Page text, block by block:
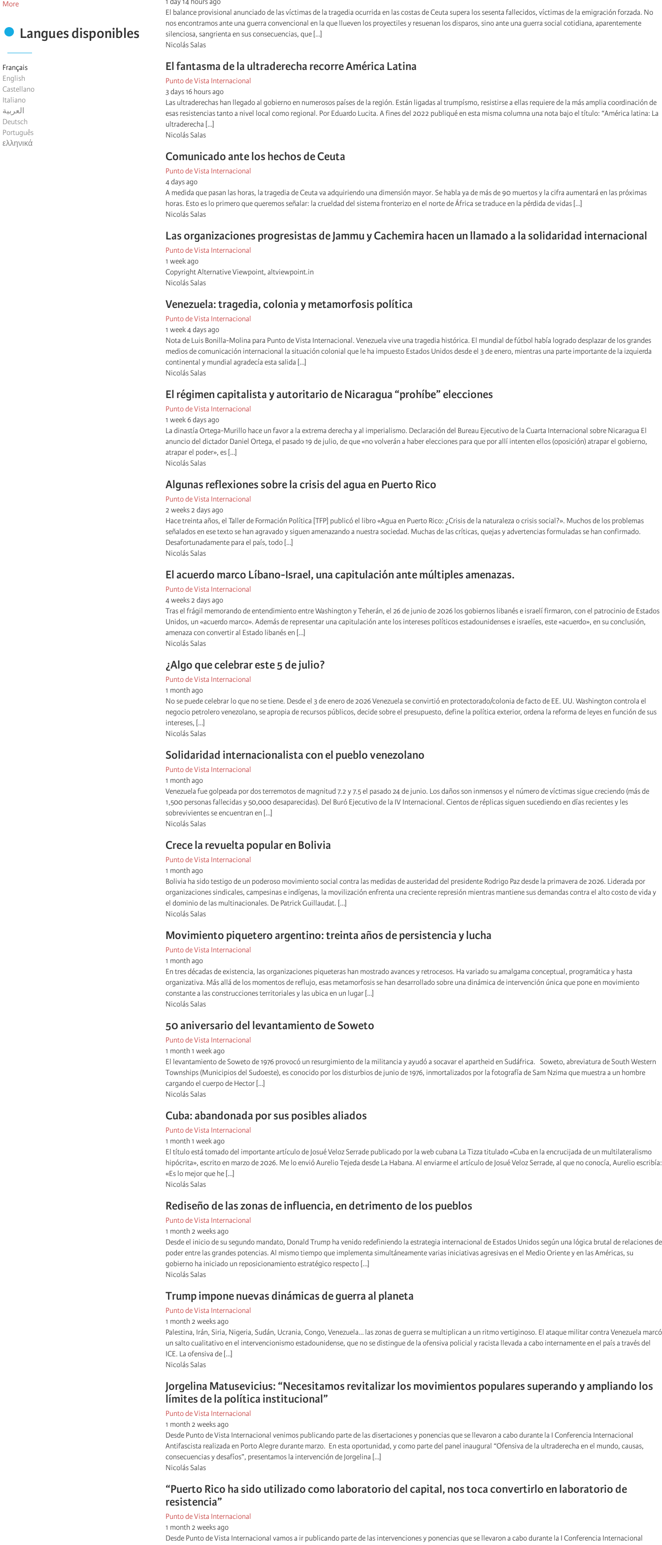
More
Langues disponibles
Français
English
Castellano
Italiano
العربية
Deutsch
Português
ελληνικά
El balance provisional anunciado de las víctimas de la tragedia ocurrida en las costas de Ceuta supera los sesenta fallecidos, víctimas de la emigración forzada. No
nos encontramos ante una guerra convencional en la que llueven los proyectiles y resuenan los disparos, sino ante una guerra social cotidiana, aparentemente
silenciosa, sangrienta en sus consecuencias, que […]
Nicolás Salas
El fantasma de la ultraderecha recorre América Latina
Punto de Vista Internacional
3 days 16 hours ago
Las ultraderechas han llegado al gobierno en numerosos países de la región. Están ligadas al trumpísmo, resistirse a ellas requiere de la más amplia coordinación de
esas resistencias tanto a nivel local como regional. Por Eduardo Lucita. A fines del 2022 publiqué en esta misma columna una nota bajo el título: “América latina: La
ultraderecha […]
Nicolás Salas
Comunicado ante los hechos de Ceuta
Punto de Vista Internacional
4 days ago
A medida que pasan las horas, la tragedia de Ceuta va adquiriendo una dimensión mayor. Se habla ya de más de 90 muertos y la cifra aumentará en las próximas
horas. Esto es lo primero que queremos señalar: la crueldad del sistema fronterizo en el norte de África se traduce en la pérdida de vidas […]
Nicolás Salas
Las organizaciones progresistas de Jammu y Cachemira hacen un llamado a la solidaridad internacional
Punto de Vista Internacional
1 week ago
Copyright Alternative Viewpoint, altviewpoint.in
Nicolás Salas
Venezuela: tragedia, colonia y metamorfosis política
Punto de Vista Internacional
1 week 4 days ago
Nota de Luis Bonilla-Molina para Punto de Vista Internacional. Venezuela vive una tragedia histórica. El mundial de fútbol había logrado desplazar de los grandes
medios de comunicación internacional la situación colonial que le ha impuesto Estados Unidos desde el 3 de enero, mientras una parte importante de la izquierda
continental y mundial agradecía esta salida […]
Nicolás Salas
El régimen capitalista y autoritario de Nicaragua “prohíbe” elecciones
Punto de Vista Internacional
1 week 6 days ago
La dinastía Ortega-Murillo hace un favor a la extrema derecha y al imperialismo. Declaración del Bureau Ejecutivo de la Cuarta Internacional sobre Nicaragua El
anuncio del dictador Daniel Ortega, el pasado 19 de julio, de que «no volverán a haber elecciones para que por allí intenten ellos (oposición) atrapar el gobierno,
atrapar el poder», es […]
Nicolás Salas
Algunas reflexiones sobre la crisis del agua en Puerto Rico
Punto de Vista Internacional
2 weeks 2 days ago
Hace treinta años, el Taller de Formación Política [TFP] publicó el libro «Agua en Puerto Rico: ¿Crisis de la naturaleza o crisis social?». Muchos de los problemas
señalados en ese texto se han agravado y siguen amenazando a nuestra sociedad. Muchas de las críticas, quejas y advertencias formuladas se han confirmado.
Desafortunadamente para el país, todo […]
Nicolás Salas
El acuerdo marco Líbano-Israel, una capitulación ante múltiples amenazas.
Punto de Vista Internacional
4 weeks 2 days ago
Tras el frágil memorando de entendimiento entre Washington y Teherán, el 26 de junio de 2026 los gobiernos libanés e israelí firmaron, con el patrocinio de Estados
Unidos, un «acuerdo marco». Además de representar una capitulación ante los intereses políticos estadounidenses e israelíes, este «acuerdo», en su conclusión,
amenaza con convertir al Estado libanés en […]
Nicolás Salas
¿Algo que celebrar este 5 de julio?
Punto de Vista Internacional
1 month ago
No se puede celebrar lo que no se tiene. Desde el 3 de enero de 2026 Venezuela se convirtió en protectorado/colonia de facto de EE. UU. Washington controla el
negocio petrolero venezolano, se apropia de recursos públicos, decide sobre el presupuesto, define la política exterior, ordena la reforma de leyes en función de sus
intereses, […]
Nicolás Salas
Solidaridad internacionalista con el pueblo venezolano
Punto de Vista Internacional
1 month ago
Venezuela fue golpeada por dos terremotos de magnitud 7.2 y 7.5 el pasado 24 de junio. Los daños son inmensos y el número de víctimas sigue creciendo (más de
1,500 personas fallecidas y 50,000 desaparecidas). Del Buró Ejecutivo de la IV Internacional. Cientos de réplicas siguen sucediendo en días recientes y les
sobrevivientes se encuentran en […]
Nicolás Salas
Crece la revuelta popular en Bolivia
Punto de Vista Internacional
1 month ago
Bolivia ha sido testigo de un poderoso movimiento social contra las medidas de austeridad del presidente Rodrigo Paz desde la primavera de 2026. Liderada por
organizaciones sindicales, campesinas e indígenas, la movilización enfrenta una creciente represión mientras mantiene sus demandas contra el alto costo de vida y
el dominio de las multinacionales. De Patrick Guillaudat. […]
Nicolás Salas
Movimiento piquetero argentino: treinta años de persistencia y lucha
Punto de Vista Internacional
1 month ago
En tres décadas de existencia, las organizaciones piqueteras han mostrado avances y retrocesos. Ha variado su amalgama conceptual, programática y hasta
organizativa. Más allá de los momentos de reflujo, esas metamorfosis se han desarrollado sobre una dinámica de intervención única que pone en movimiento
constante a las construcciones territoriales y las ubica en un lugar […]
Nicolás Salas
50 aniversario del levantamiento de Soweto
Punto de Vista Internacional
1 month 1 week ago
El levantamiento de Soweto de 1976 provocó un resurgimiento de la militancia y ayudó a socavar el apartheid en Sudáfrica. Soweto, abreviatura de South Western
Townships (Municipios del Sudoeste), es conocido por los disturbios de junio de 1976, inmortalizados por la fotografía de Sam Nzima que muestra a un hombre
cargando el cuerpo de Hector […]
Nicolás Salas
Cuba: abandonada por sus posibles aliados
Punto de Vista Internacional
1 month 1 week ago
El título está tomado del importante artículo de Josué Veloz Serrade publicado por la web cubana La Tizza titulado «Cuba en la encrucijada de un multilateralismo
hipócrita», escrito en marzo de 2026. Me lo envió Aurelio Tejeda desde La Habana. Al enviarme el artículo de Josué Veloz Serrade, al que no conocía, Aurelio escribía:
«Es lo mejor que he […]
Nicolás Salas
Rediseño de las zonas de influencia, en detrimento de los pueblos
Punto de Vista Internacional
1 month 2 weeks ago
Desde el inicio de su segundo mandato, Donald Trump ha venido redefiniendo la estrategia internacional de Estados Unidos según una lógica brutal de relaciones de
poder entre las grandes potencias. Al mismo tiempo que implementa simultáneamente varias iniciativas agresivas en el Medio Oriente y en las Américas, su
gobierno ha iniciado un reposicionamiento estratégico respecto […]
Nicolás Salas
Trump impone nuevas dinámicas de guerra al planeta
Punto de Vista Internacional
1 month 2 weeks ago
Palestina, Irán, Siria, Nigeria, Sudán, Ucrania, Congo, Venezuela… las zonas de guerra se multiplican a un ritmo vertiginoso. El ataque militar contra Venezuela marcó
un salto cualitativo en el intervencionismo estadounidense, que no se distingue de la ofensiva policial y racista llevada a cabo internamente en el país a través del
ICE. La ofensiva de […]
Nicolás Salas
Jorgelina Matusevicius: “Necesitamos revitalizar los movimientos populares superando y ampliando los
límites de la política institucional”
Punto de Vista Internacional
1 month 2 weeks ago
Desde Punto de Vista Internacional venimos publicando parte de las disertaciones y ponencias que se llevaron a cabo durante la I Conferencia Internacional
Antifascista realizada en Porto Alegre durante marzo. En esta oportunidad, y como parte del panel inaugural “Ofensiva de la ultraderecha en el mundo, causas,
consecuencias y desafíos”, presentamos la intervención de Jorgelina […]
Nicolás Salas
“Puerto Rico ha sido utilizado como laboratorio del capital, nos toca convertirlo en laboratorio de
resistencia”
Punto de Vista Internacional
1 month 2 weeks ago
Desde Punto de Vista Internacional vamos a ir publicando parte de las intervenciones y ponencias que se llevaron a cabo durante la I Conferencia Internacional